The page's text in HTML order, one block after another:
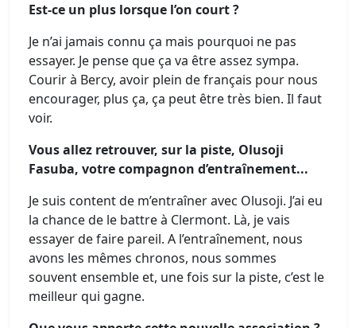
Est-ce un plus lorsque l’on court ?
Je n’ai jamais connu ça mais pourquoi ne pas
essayer. Je pense que ça va être assez sympa.
Courir à Bercy, avoir plein de français pour nous
encourager, plus ça, ça peut être très bien. Il faut
voir.
Vous allez retrouver, sur la piste, Olusoji
Fasuba, votre compagnon d’entraînement...
Je suis content de m’entraîner avec Olusoji. J’ai eu
la chance de le battre à Clermont. Là, je vais
essayer de faire pareil. A l’entraînement, nous
avons les mêmes chronos, nous sommes
souvent ensemble et, une fois sur la piste, c’est le
meilleur qui gagne.